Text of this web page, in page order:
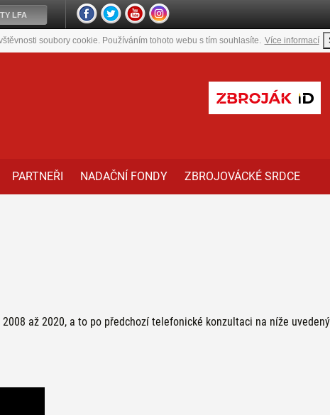
soubory cookie. Používáním tohoto webu s tím souhlasíte. Více informací
PARTNEŘI NADAČNÍ FONDY ZBROJOVÁCKÉ SRDCE
až 2020, a to po předchozí telefonické konzultaci na níže
LFA